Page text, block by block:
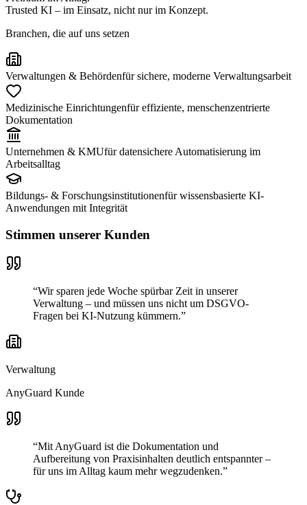
Trusted KI – im Einsatz, nicht nur im Konzept.
Branchen, die auf uns setzen
Verwaltungen & Behördenfür sichere, moderne Verwaltungsarbeit
Medizinische Einrichtungenfür effiziente, menschenzentrierte
Dokumentation
Unternehmen & KMUfür datensichere Automatisierung im
Arbeitsalltag
Bildungs- & Forschungsinstitutionenfür wissensbasierte KI-
Anwendungen mit Integrität
Stimmen unserer Kunden
“Wir sparen jede Woche spürbar Zeit in unserer
Verwaltung – und müssen uns nicht um DSGVO-
Fragen bei KI-Nutzung kümmern.”
Verwaltung
AnyGuard Kunde
“Mit AnyGuard ist die Dokumentation und
Aufbereitung von Praxisinhalten deutlich entspannter –
für uns im Alltag kaum mehr wegzudenken.”